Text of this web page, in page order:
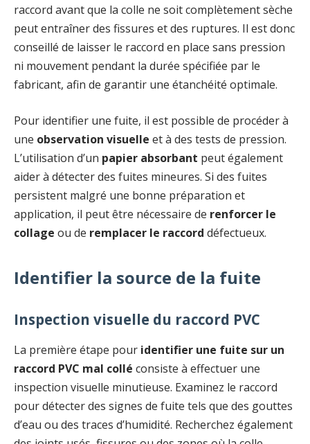
raccord avant que la colle ne soit complètement sèche
peut entraîner des fissures et des ruptures. Il est donc
conseillé de laisser le raccord en place sans pression
ni mouvement pendant la durée spécifiée par le
fabricant, afin de garantir une étanchéité optimale.
Pour identifier une fuite, il est possible de procéder à
une observation visuelle et à des tests de pression.
L’utilisation d’un papier absorbant peut également
aider à détecter des fuites mineures. Si des fuites
persistent malgré une bonne préparation et
application, il peut être nécessaire de renforcer le
collage ou de remplacer le raccord défectueux.
Identifier la source de la fuite
Inspection visuelle du raccord PVC
La première étape pour identifier une fuite sur un
raccord PVC mal collé consiste à effectuer une
inspection visuelle minutieuse. Examinez le raccord
pour détecter des signes de fuite tels que des gouttes
d’eau ou des traces d’humidité. Recherchez également